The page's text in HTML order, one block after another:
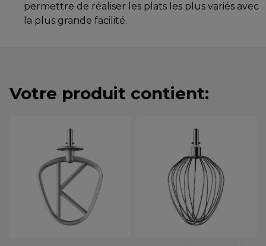
permettre de réaliser les plats les plus variés avec
la plus grande facilité.
Votre produit contient: